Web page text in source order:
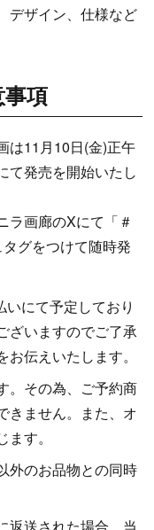
デザイン、仕様など
事項
は11月10日(金)正午
て発売を開始いたし
ラ画廊のXにて「＃
グをつけて随時発
にて予定しており
ざいますのでご了承
伝えいたします。
。その為、ご予約商
きません。また、オ
す。
外のお品物との同時
返送された場合、当